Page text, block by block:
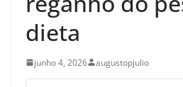
dieta
junho 4, 2026 augustopjulio